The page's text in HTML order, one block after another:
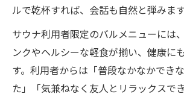
ルで乾杯すれば、会話も自然と弾みます
サウナ利用者限定のバルメニューには
ンクやヘルシーな軽食が揃い、健康に
す。利用者からは「普段なかなかでき
た」「気兼ねなく友人とリラックスで